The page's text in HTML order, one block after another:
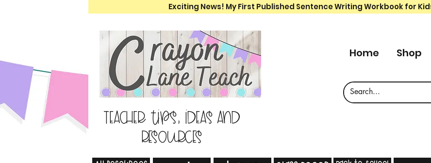
Exciting News! My First Published Sentence Writing Workbook for
Teacher tips, ideas and
resources
Home Shop